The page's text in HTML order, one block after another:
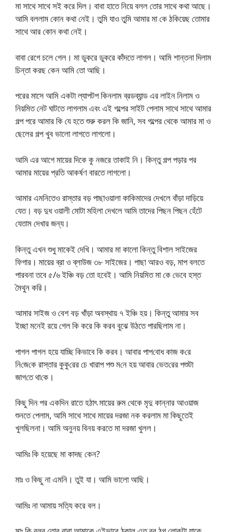
মা সাথে সাথে সই করে দিল। বাবা হাতে নিয়ে বলল তোর সাথে কথা আছে।
আমি বললাম কোন কথা নেই। তুমি যাও তুমি আমার মা কে ঠকিয়েছ তোমার
সাথে আর কোন কথা নেই।
বাবা রেগে চলে গেল। মা ডুকরে ডুকরে কাঁদতে লাগল। আমি শান্তনা দিলাম
চিন্তা করছ কেন আমি তো আছি।
পরের মাসে আমি একটা ল্যাপটপ কিনলাম ব্রডব্যান্ড এর লাইন নিলাম ও
নিয়মিত নেট ঘাটতে লাগলাম এবং এই গল্পের সাইট পেলাম সাথে সাথে আমার
গল্প পরে আমার কি যে হতে শুরু করল কি জানি, সব গল্পের থেকে আমার মা ও
ছেলের গল্প খুব ভালো লাগতে লাগলো।
আমি এর আগে মায়ের দিকে কু নজরে তাকাই নি। কিন্তু গল্প পড়ার পর
আমার মায়ের প্রতি আকর্ষণ বারতে লাগলো।
আমার এমনিতেও রাস্তার বড় পাছাওয়ালা কাকিমাদের দেখলে বাঁড়া দাড়িয়ে
যেত। বড় দুধ ওয়ালী মোটা মহিলা দেখলে আমি তাদের পিছন পিছন হেঁটে
যেতাম দেখার জন্য।
কিন্তু এখন শুধু মাকেই দেখি। আমার মা কালো কিন্তু বিশাল সাইজের
ফিগার। মায়ের ব্রা ও ব্লাউজ ৩৮ সাইজের। পাছা আরও বড়, মাপ বলতে
পারবনা তবে ৫/৬ ইঞ্চি বড় তো হবেই। আমি নিয়মিত মা কে ভেবে হস্ত
মৈথুন করি।
আমার সাইজ ও বেশ বড় খাঁড়া অবস্থায় ৭ ইঞ্চি হয়। কিন্তু আমার সব
ইচ্ছা মনেই রয়ে গেল কি করে কি করব বুঝে উঠতে পারছিলাম না।
পাগল পাগল হয়ে যাচ্ছি কিভাবে কি করব। আবার পাপ‌বোধ কাজ ক‌রে
নি‌জে‌কে রাস্তার কুকু‌রের চে খারাপ পশু ম‌নে হয় আবার ভেত‌রের পশুটা
জাগ‌তে থা‌কে।
কিছু দিন পর একদিন রাতে হঠাৎ মায়ের রুম থেকে মৃদু কান্নার আওয়াজ
শুনতে পেলাম, আমি সাথে সাথে মায়ের দরজা নক করলাম মা কিছুতেই
খুলছিলনা। আমি অনুনয় বিনয় করতে মা দরজা খুলল।
আমিঃ কি হয়েছে মা কাদছ কেন?
মাঃ ও কিছু না এমনি। তুই যা। আমি ভালো আছি।
আমিঃ না আমায় সত্যি করে বল।